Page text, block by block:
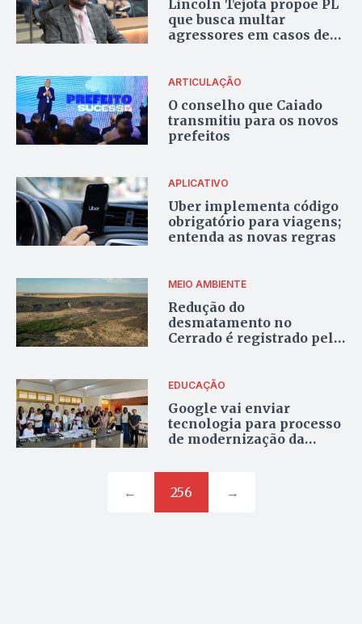
Lincoln Tejota propõe PL
que busca multar
agressores em casos de
ARTICULAÇÃO
O conselho que Caiado
transmitiu para os novos
prefeitos
APLICATIVO
Uber implementa código
obrigatório para viagens;
entenda as novas regras
MEIO AMBIENTE
Redução do
desmatamento no
Cerrado é registrado pela
EDUCAÇÃO
Google vai enviar
tecnologia para processo
de modernização da
← 256 →